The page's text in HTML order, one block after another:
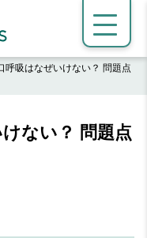
呼吸はなぜいけない？ 問題点
ない？ 問題点